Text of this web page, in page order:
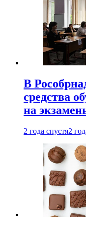
В
средства
на
2 года спустя2